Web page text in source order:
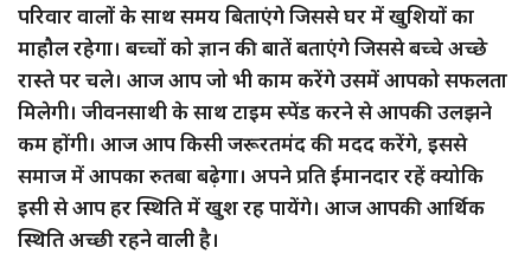
परिवार वालों के साथ समय बिताएंगे जिससे घर में खुशियों का
माहौल रहेगा। बच्चों को ज्ञान की बातें बताएंगे जिससे बच्चे अच्छे
रास्ते पर चले। आज आप जो भी काम करेंगे उसमें आपको सफलता
मिलेगी। जीवनसाथी के साथ टाइम स्पेंड करने से आपकी उलझने
कम होंगी। आज आप किसी जरूरतमंद की मदद करेंगे, इससे
समाज में आपका रुतबा बढ़ेगा। अपने प्रति ईमानदार रहें क्योकि
इसी से आप हर स्थिति में खुश रह पायेंगे। आज आपकी आर्थिक
स्थिति अच्छी रहने वाली है।